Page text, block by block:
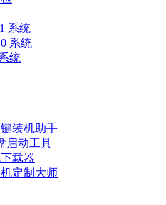
系统
系统
统
装机助手
启动工具
载器
定制大师